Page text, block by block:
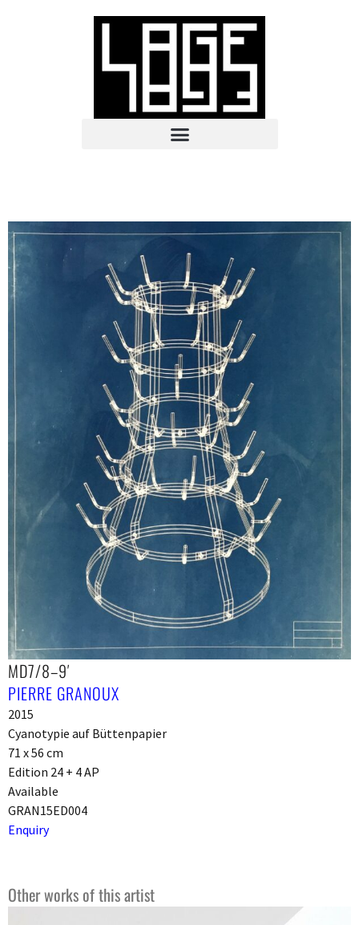
MD7/8–9′
PIERRE GRANOUX
2015
Cyanotypie auf Büttenpapier
71 x 56 cm
Edition 24 + 4 AP
Available
GRAN15ED004
Enquiry
Other works of this artist